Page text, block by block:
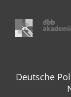
Deutsche